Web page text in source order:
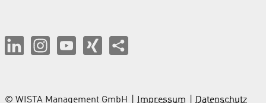
© WISTA Management GmbH Impressum
Datenschutz